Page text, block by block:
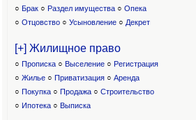
○ Брак ○ Раздел имущества ○ Опека
○ Отцовство○ Усыновление ○ Декрет
[+] Жилищное право
○ Прописка ○ Выселение ○ Регистрация
○ Жилье ○ Приватизация ○ Аренда
○ Покупка ○ Продажа ○ Строительство
○ Ипотека ○ Выписка